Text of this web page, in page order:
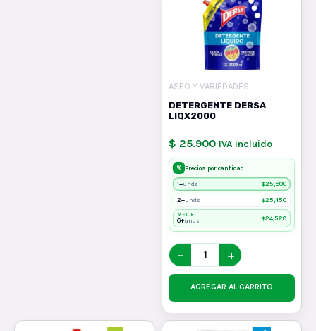
ASEO Y VARIEDADES
DETERGENTE DERSA
LIQX2000
$ 25.900 IVA incluido
% Precios por cantidad
1+unds $25,900
2+unds $25,450
MEJOR
6+unds $24,520
− +
AGREGAR AL CARRITO